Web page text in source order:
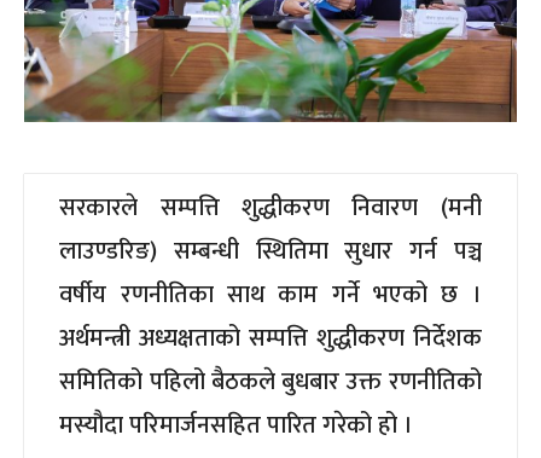
सरकारले सम्पत्ति शुद्धीकरण निवारण (मनी
लाउण्डरिङ) सम्बन्धी स्थितिमा सुधार गर्न पञ्च
वर्षीय रणनीतिका साथ काम गर्ने भएको छ ।
अर्थमन्त्री अध्यक्षताको सम्पत्ति शुद्धीकरण निर्देशक
समितिको पहिलो बैठकले बुधबार उक्त रणनीतिको
मस्यौदा परिमार्जनसहित पारित गरेको हो ।